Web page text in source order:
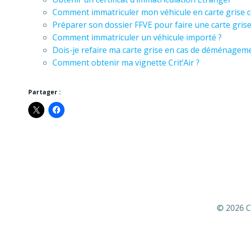
Comment immatriculer mon véhicule en carte grise
Préparer son dossier FFVE pour faire une carte
Comment immatriculer un véhicule importé ?
Dois-je refaire ma carte grise en cas de
Comment obtenir ma vignette Crit’Air ?
Partager :
© 2026